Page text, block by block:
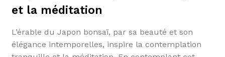
et la méditation
L’érable du Japon bonsaï, par sa beauté et son
élégance intemporelles, inspire la contemplation